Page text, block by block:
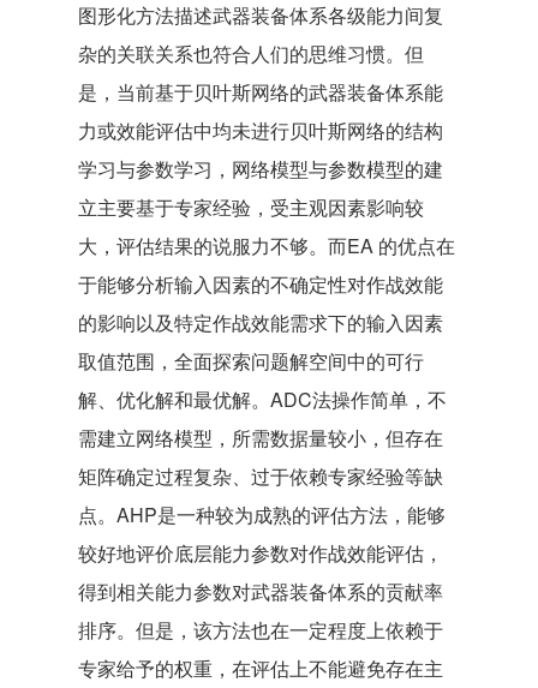
图形化方法描述武器装备体系各级能力间复
杂的关联关系也符合人们的思维习惯。但
是，当前基于贝叶斯网络的武器装备体系能
力或效能评估中均未进行贝叶斯网络的结构
学习与参数学习，网络模型与参数模型的建
立主要基于专家经验，受主观因素影响较
大，评估结果的说服力不够。而EA 的优点在
于能够分析输入因素的不确定性对作战效能
的影响以及特定作战效能需求下的输入因素
取值范围，全面探索问题解空间中的可行
解、优化解和最优解。ADC法操作简单，不
需建立网络模型，所需数据量较小，但存在
矩阵确定过程复杂、过于依赖专家经验等缺
点。AHP是一种较为成熟的评估方法，能够
较好地评价底层能力参数对作战效能评估，
得到相关能力参数对武器装备体系的贡献率
排序。但是，该方法也在一定程度上依赖于
专家给予的权重，在评估上不能避免存在主